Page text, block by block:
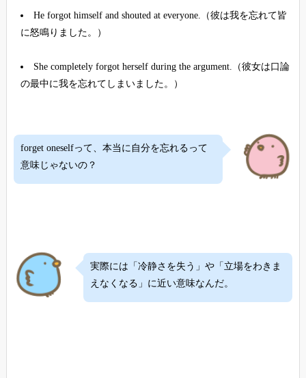
He forgot himself and shouted at everyone.（彼は我を忘れて皆
に怒鳴りました。）
She completely forgot herself during the argument.（彼女は口論
の最中に我を忘れてしまいました。）
forget oneselfって、本当に自分を忘れるって
意味じゃないの？
実際には「冷静さを失う」や「立場をわきま
えなくなる」に近い意味なんだ。